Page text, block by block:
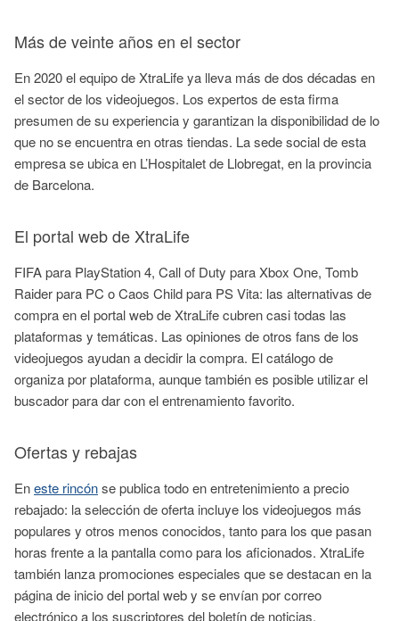
Más de veinte años en el sector
En 2020 el equipo de XtraLife ya lleva más de dos décadas en
el sector de los videojuegos. Los expertos de esta firma
presumen de su experiencia y garantizan la disponibilidad de lo
que no se encuentra en otras tiendas. La sede social de esta
empresa se ubica en L’Hospitalet de Llobregat, en la provincia
de Barcelona.
El portal web de XtraLife
FIFA para PlayStation 4, Call of Duty para Xbox One, Tomb
Raider para PC o Caos Child para PS Vita: las alternativas de
compra en el portal web de XtraLife cubren casi todas las
plataformas y temáticas. Las opiniones de otros fans de los
videojuegos ayudan a decidir la compra. El catálogo de
organiza por plataforma, aunque también es posible utilizar el
buscador para dar con el entrenamiento favorito.
Ofertas y rebajas
Eneste rincónse publica todo en entretenimiento a precio
rebajado: la selección de oferta incluye los videojuegos más
populares y otros menos conocidos, tanto para los que pasan
horas frente a la pantalla como para los aficionados. XtraLife
también lanza promociones especiales que se destacan en la
página de inicio del portal web y se envían por correo
electrónico a los suscriptores del boletín de noticias.